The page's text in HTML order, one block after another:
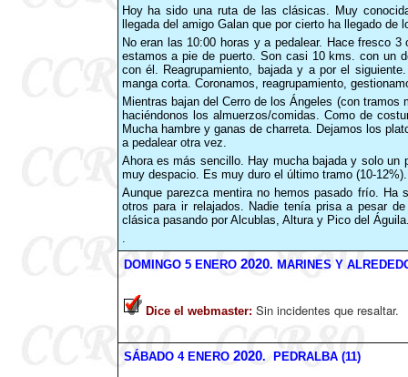
Hoy ha sido una ruta de las clásicas. Muy
llegada del amigo Galan que por cierto ha llegado de
No eran las 10:00 horas y a pedalear. Hace fresco
estamos a pie de puerto. Son casi 10 kms. con un
con él. Reagrupamiento, bajada y a por el
manga corta. Coronamos, reagrupamiento,
Mientras bajan del Cerro de los Ángeles (con
haciéndonos los almuerzos/comidas. Como de
Mucha hambre y ganas de charreta. Dejamos los
a pedalear otra vez.
Ahora es más sencillo. Hay mucha bajada y solo
muy despacio. Es muy duro el último tramo (10-
Aunque parezca mentira no hemos pasado frío.
otros para ir relajados. Nadie tenía prisa a pesar
clásica pasando por Alcublas, Altura y Pico del
.
DOMINGO 5 ENERO 2020. MARINES Y
Dice el webmaster: Sin incidentes que resaltar.
SÁBADO4ENERO 2020. PEDRALBA (11)